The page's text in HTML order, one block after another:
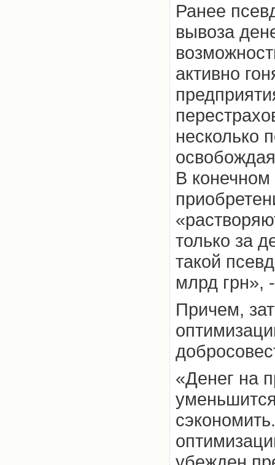
Ранее
вывоза
активно
несколько
В конечном
только за
такой
млрд грн»,
Причем,
«Денег на